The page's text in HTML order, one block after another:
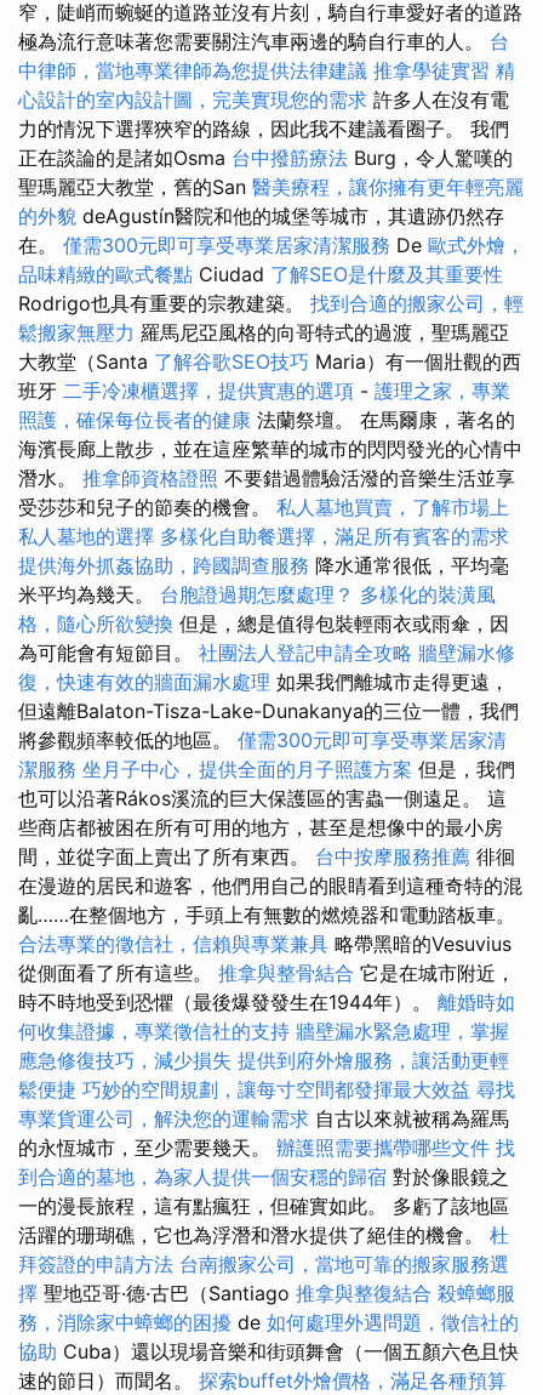
窄，陡峭而蜿蜒的道路並沒有片刻，騎自行車愛好者的道路
極為流行意味著您需要關注汽車兩邊的騎自行車的人。 台
中律師，當地專業律師為您提供法律建議 推拿學徒實習 精
心設計的室內設計圖，完美實現您的需求 許多人在沒有電
力的情況下選擇狹窄的路線，因此我不建議看圈子。 我們
正在談論的是諸如Osma 台中撥筋療法 Burg，令人驚嘆的
聖瑪麗亞大教堂，舊的San 醫美療程，讓你擁有更年輕亮麗
的外貌 deAgustín醫院和他的城堡等城市，其遺跡仍然存
在。 僅需300元即可享受專業居家清潔服務 De 歐式外燴，
品味精緻的歐式餐點 Ciudad 了解SEO是什麼及其重要性
Rodrigo也具有重要的宗教建築。 找到合適的搬家公司，輕
鬆搬家無壓力 羅馬尼亞風格的向哥特式的過渡，聖瑪麗亞
大教堂（Santa 了解谷歌SEO技巧 Maria）有一個壯觀的西
班牙 二手冷凍櫃選擇，提供實惠的選項 - 護理之家，專業
照護，確保每位長者的健康 法蘭祭壇。 在馬爾康，著名的
海濱長廊上散步，並在這座繁華的城市的閃閃發光的心情中
潛水。 推拿師資格證照 不要錯過體驗活潑的音樂生活並享
受莎莎和兒子的節奏的機會。 私人墓地買賣，了解市場上
私人墓地的選擇 多樣化自助餐選擇，滿足所有賓客的需求
提供海外抓姦協助，跨國調查服務 降水通常很低，平均毫
米平均為幾天。 台胞證過期怎麼處理？ 多樣化的裝潢風
格，隨心所欲變換 但是，總是值得包裝輕雨衣或雨傘，因
為可能會有短節目。 社團法人登記申請全攻略 牆壁漏水修
復，快速有效的牆面漏水處理 如果我們離城市走得更遠，
但遠離Balaton-Tisza-Lake-Dunakanya的三位一體，我們
將參觀頻率較低的地區。 僅需300元即可享受專業居家清
潔服務 坐月子中心，提供全面的月子照護方案 但是，我們
也可以沿著Rákos溪流的巨大保護區的害蟲一側遠足。 這
些商店都被困在所有可用的地方，甚至是想像中的最小房
間，並從字面上賣出了所有東西。 台中按摩服務推薦 徘徊
在漫遊的居民和遊客，他們用自己的眼睛看到這種奇特的混
亂……在整個地方，手頭上有無數的燃燒器和電動踏板車。
合法專業的徵信社，信賴與專業兼具 略帶黑暗的Vesuvius
從側面看了所有這些。 推拿與整骨結合 它是在城市附近，
時不時地受到恐懼（最後爆發發生在1944年）。 離婚時如
何收集證據，專業徵信社的支持 牆壁漏水緊急處理，掌握
應急修復技巧，減少損失 提供到府外燴服務，讓活動更輕
鬆便捷 巧妙的空間規劃，讓每寸空間都發揮最大效益 尋找
專業貨運公司，解決您的運輸需求 自古以來就被稱為羅馬
的永恆城市，至少需要幾天。 辦護照需要攜帶哪些文件 找
到合適的墓地，為家人提供一個安穩的歸宿 對於像眼鏡之
一的漫長旅程，這有點瘋狂，但確實如此。 多虧了該地區
活躍的珊瑚礁，它也為浮潛和潛水提供了絕佳的機會。 杜
拜簽證的申請方法 台南搬家公司，當地可靠的搬家服務選
擇 聖地亞哥·德·古巴（Santiago 推拿與整復結合 殺蟑螂服
務，消除家中蟑螂的困擾 de 如何處理外遇問題，徵信社的
協助 Cuba）還以現場音樂和街頭舞會（一個五顏六色且快
速的節日）而聞名。 探索buffet外燴價格，滿足各種預算